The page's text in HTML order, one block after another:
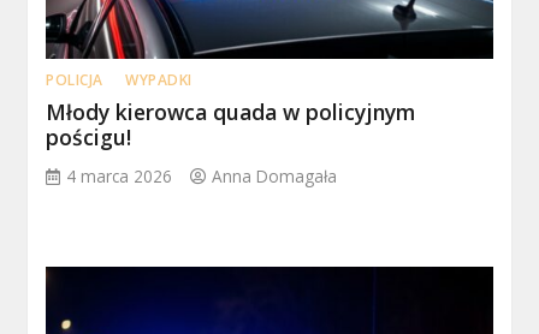
POLICJA WYPADKI
Młody kierowca quada w policyjnym
pościgu!
4 marca 2026 Anna Domagała